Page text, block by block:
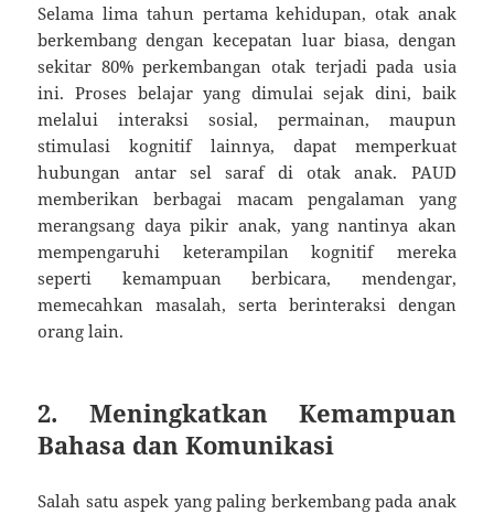
Selama lima tahun pertama kehidupan, otak anak
berkembang dengan kecepatan luar biasa, dengan
sekitar 80% perkembangan otak terjadi pada usia
ini. Proses belajar yang dimulai sejak dini, baik
melalui interaksi sosial, permainan, maupun
stimulasi kognitif lainnya, dapat memperkuat
hubungan antar sel saraf di otak anak. PAUD
memberikan berbagai macam pengalaman yang
merangsang daya pikir anak, yang nantinya akan
mempengaruhi keterampilan kognitif mereka
seperti kemampuan berbicara, mendengar,
memecahkan masalah, serta berinteraksi dengan
orang lain.
2. Meningkatkan Kemampuan
Bahasa dan Komunikasi
Salah satu aspek yang paling berkembang pada anak